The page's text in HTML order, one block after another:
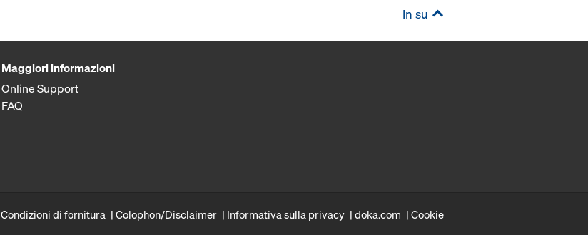
In su
Maggiori informazioni
Online Support
FAQ
Condizioni di fornitura Colophon/Disclaimer Informativa sulla privacy doka.com Cookie